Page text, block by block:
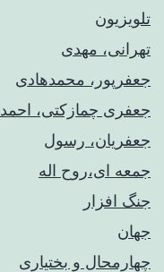
تلویزیون
تهرانی، مهدی
جعفرپور، محمدهادی
جعفری چمازکتی، احمد
جعفریان، رسول
جمعه ای،روح اله
جنگ افزار
جهان
چهارمحال و بختیاری